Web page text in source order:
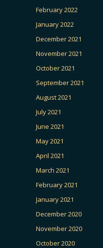
February 2022
January 2022
December 2021
November 2021
October 2021
September 2021
August 2021
July 2021
June 2021
May 2021
April 2021
March 2021
February 2021
January 2021
December 2020
November 2020
October 2020